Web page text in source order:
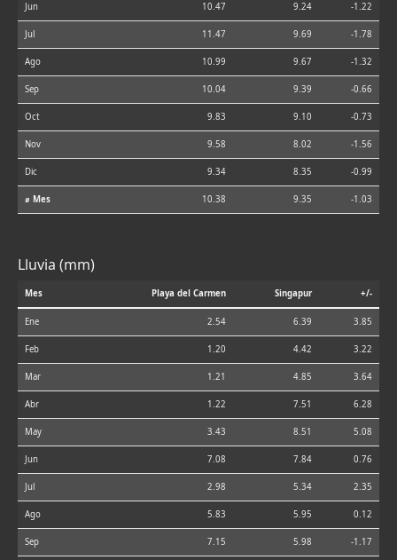
Jun 10.47 9.24 -1.22
Jul 11.47 9.69 -1.78
Ago 10.99 9.67 -1.32
Sep 10.04 9.39 -0.66
Oct 9.83 9.10 -0.73
Nov 9.58 8.02 -1.56
Dic 9.34 8.35 -0.99
⌀ Mes 10.38 9.35 -1.03
Lluvia (mm)
Mes Playa del Carmen Singapur +/-
Ene 2.54 6.39 3.85
Feb 1.20 4.42 3.22
Mar 1.21 4.85 3.64
Abr 1.22 7.51 6.28
May 3.43 8.51 5.08
Jun 7.08 7.84 0.76
Jul 2.98 5.34 2.35
Ago 5.83 5.95 0.12
Sep 7.15 5.98 -1.17